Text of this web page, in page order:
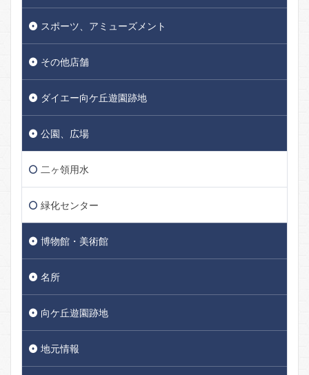
スポーツ、アミューズメント
その他店舗
ダイエー向ケ丘遊園跡地
公園、広場
二ヶ領用水
緑化センター
博物館・美術館
名所
向ケ丘遊園跡地
地元情報